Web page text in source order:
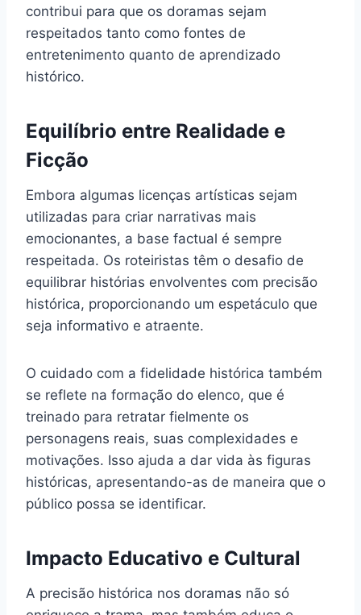
contribui para que os doramas sejam
respeitados tanto como fontes de
entretenimento quanto de aprendizado
histórico.
Equilíbrio entre Realidade e
Ficção
Embora algumas licenças artísticas sejam
utilizadas para criar narrativas mais
emocionantes, a base factual é sempre
respeitada. Os roteiristas têm o desafio de
equilibrar histórias envolventes com precisão
histórica, proporcionando um espetáculo que
seja informativo e atraente.
O cuidado com a fidelidade histórica também
se reflete na formação do elenco, que é
treinado para retratar fielmente os
personagens reais, suas complexidades e
motivações. Isso ajuda a dar vida às figuras
históricas, apresentando-as de maneira que o
público possa se identificar.
Impacto Educativo e Cultural
A precisão histórica nos doramas não só